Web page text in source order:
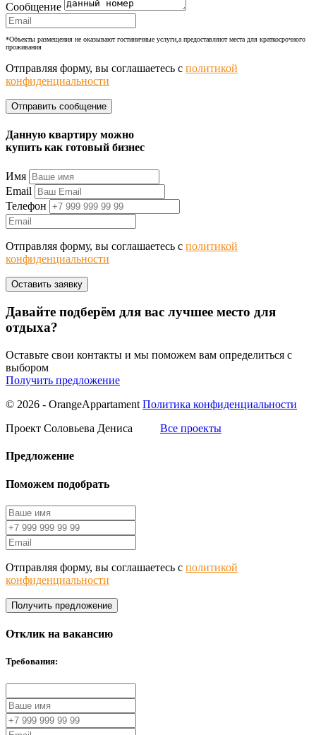
Сообщение
*Объекты размещения не оказывают гостиничные услуги,а предоставляют места для краткосрочного
проживания
Отправляя форму, вы соглашаетесь с политикой
конфиденциальности
Данную квартиру можно
купить как готовый бизнес
Имя
Email
Телефон
Отправляя форму, вы соглашаетесь с политикой
конфиденциальности
Давайте подберём для вас лучшее место для
отдыха?
Оставьте свои контакты и мы поможем вам определиться с
выбором
Получить предложение
© 2026 - OrangeAppartament Политика конфиденциальности
Проект Соловьева Дениса
Все проекты
Предложение
Поможем подобрать
Отправляя форму, вы соглашаетесь с политикой
конфиденциальности
Получить предложение
Отклик на вакансию
Требования: